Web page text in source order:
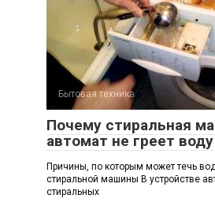
Бытовая техника
Почему стиральная
автомат не греет воду
Причины, по которым может течь
стиральной машины В устройстве
стиральных